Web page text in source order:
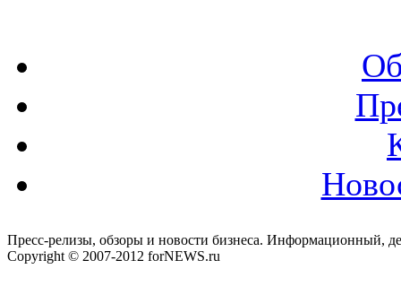
Пресс-релизы, обзоры и новости бизнеса. Информационный,
Copyright © 2007-2012 forNEWS.ru